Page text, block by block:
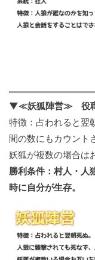
▼≪妖狐陣営≫ 役職
特徴：占われると翌
間の数にもカウント
妖狐が複数の場合は
勝利条件：村人・人
時に自分が生存。